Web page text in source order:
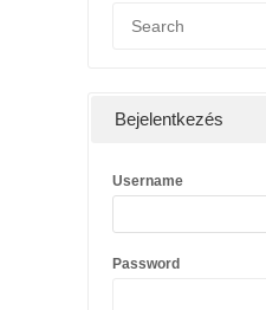
Bejelentkezés
Username
Password